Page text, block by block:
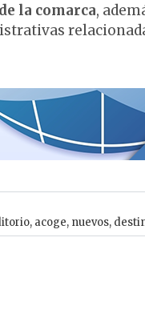
la comarca,
, acoge, nuevos,